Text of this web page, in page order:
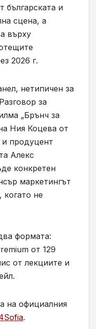
българската и
сцена, а
върху
2026 г.
нетипичен за
за
„Брънч за
Ния Коцева от
и продуцент
Алекс
конкретен
маркетингът
когато не
формата:
от 129
от лекциите и
на официалния
.